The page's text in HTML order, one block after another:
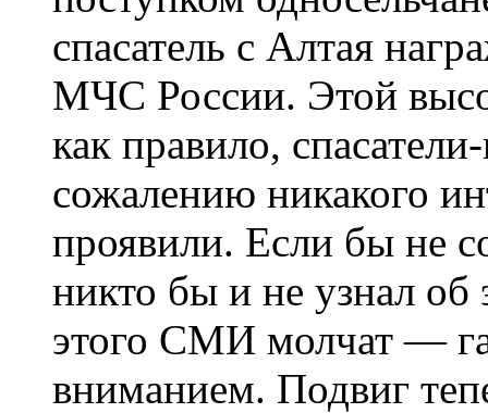
спасатель с Алтая
МЧС России. Этой
как правило,
сожалению никакого
проявили. Если бы не
никто бы и не узнал об
этого СМИ молчат —
вниманием. Подвиг